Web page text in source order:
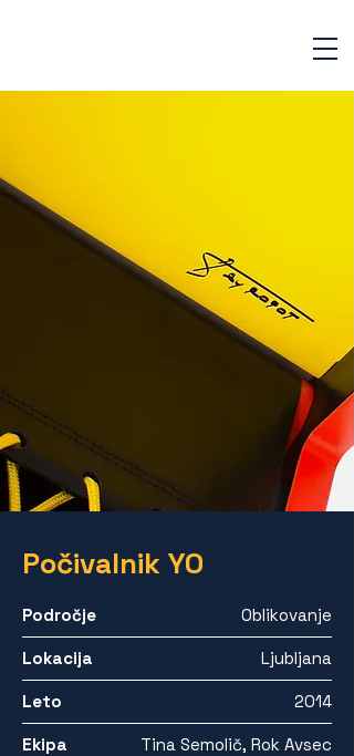
Počivalnik YO
Področje Oblikovanje
Lokacija Ljubljana
Leto 2014
Ekipa Tina Semolič, Rok Avsec